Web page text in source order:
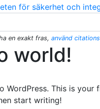
en exakt fras, använd
world!
WordPress. This is your
start writing!